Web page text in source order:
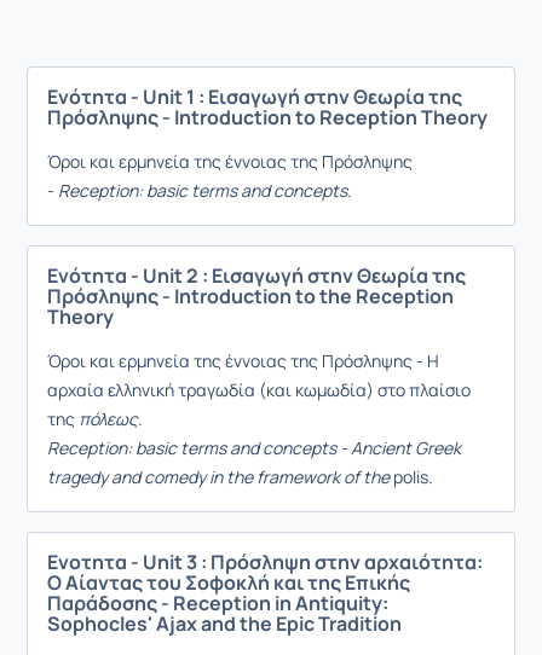
Ενότητα - Unit 1 : Εισαγωγή στην Θεωρία της
Πρόσληψης - Introduction to Reception Theory
Όροι και ερμηνεία της έννοιας της Πρόσληψης
- Reception: basic terms and concepts.
Ενότητα - Unit 2 : Εισαγωγή στην Θεωρία της
Πρόσληψης - Introduction to the Reception
Theory
Όροι και ερμηνεία της έννοιας της Πρόσληψης - Η
αρχαία ελληνική τραγωδία (και κωμωδία) στο πλαίσιο
της πόλεως.
Reception: basic terms and concepts - Ancient Greek
tragedy and comedy in the framework of thepolis.
Ενοτητα - Unit 3 : Πρόσληψη στην αρχαιότητα:
Ο Αίαντας του Σοφοκλή και της Επικής
Παράδοσης - Reception in Antiquity:
Sophocles' Ajax and the Epic Tradition